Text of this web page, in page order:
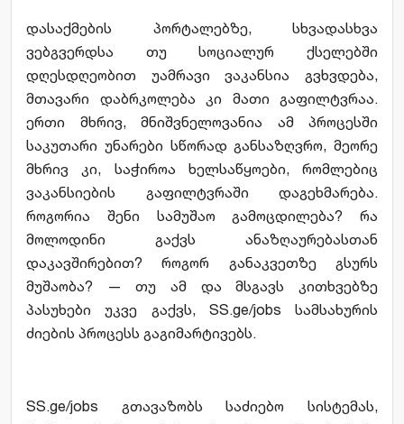
დასაქმების პორტალებზე, სხვადასხვა
ვებგვერდსა თუ სოციალურ ქსელებში
დღესდღეობით უამრავი ვაკანსია გვხვდება,
მთავარი დაბრკოლება კი მათი გაფილტვრაა.
ერთი მხრივ, მნიშვნელოვანია ამ პროცესში
საკუთარი უნარები სწორად განსაზღვრო, მეორე
მხრივ კი, საჭიროა ხელსაწყოები, რომლებიც
ვაკანსიების გაფილტვრაში დაგეხმარება.
როგორია შენი სამუშაო გამოცდილება? რა
მოლოდინი გაქვს ანაზღაურებასთან
დაკავშირებით? როგორ განაკვეთზე გსურს
მუშაობა? — თუ ამ და მსგავს კითხვებზე
პასუხები უკვე გაქვს, SS.ge/jobs სამსახურის
ძიების პროცესს გაგიმარტივებს.
SS.ge/jobs გთავაზობს საძიებო სისტემას,